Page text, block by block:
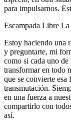
para impulsarnos.
Escampada Libre La
Estoy haciendo una
y preguntarte, mi
como si cada uno
transformar en todo
que se convierte esa
transmutación.
en una fuerza a
compartirlo con
así.